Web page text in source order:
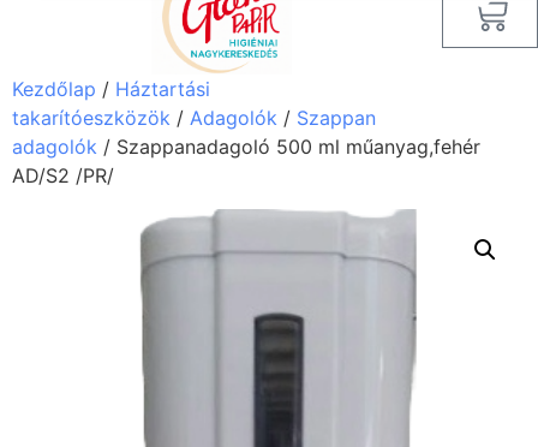
Kezdőlap / Háztartási
takarítóeszközök / Adagolók / Szappan
adagolók / Szappanadagoló 500 ml műanyag,fehér
AD/S2 /PR/